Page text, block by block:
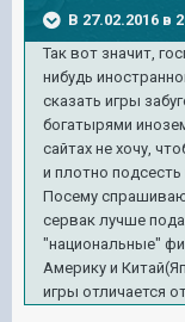
В 27.02.2016 в
Так вот значит,
нибудь
сказать игры
богатырями
сайтах не хочу,
и плотно подсесть
Посему
сервак лучше
"национальные"
Америку и
игры отличается